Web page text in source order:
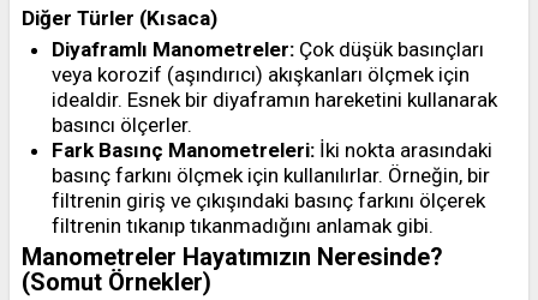
Diğer Türler (Kısaca)
Diyaframlı Manometreler: Çok düşük basınçları
veya korozif (aşındırıcı) akışkanları ölçmek için
idealdir. Esnek bir diyaframın hareketini kullanarak
basıncı ölçerler.
Fark Basınç Manometreleri: İki nokta arasındaki
basınç farkını ölçmek için kullanılırlar. Örneğin, bir
filtrenin giriş ve çıkışındaki basınç farkını ölçerek
filtrenin tıkanıp tıkanmadığını anlamak gibi.
Manometreler Hayatımızın Neresinde?
(Somut Örnekler)